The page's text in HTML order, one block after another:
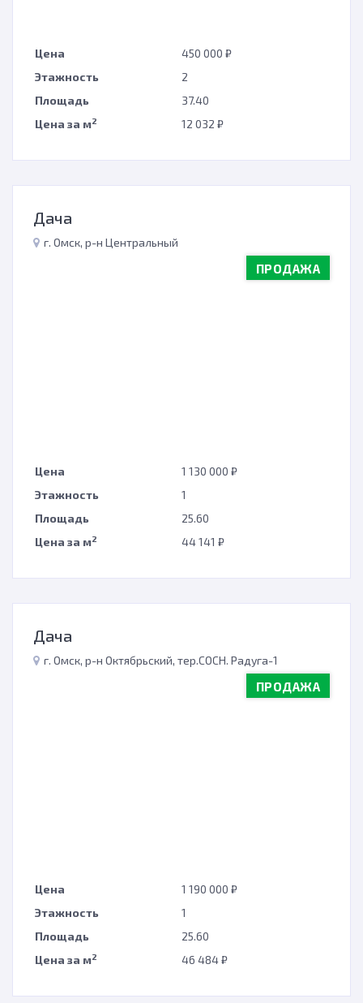
Цена
450 000 ₽
Этажность
2
Площадь
37.40
Цена за м2 12 032 ₽
Дача
г. Омск, р-н Центральный
ПРОДАЖА
Цена
1 130 000 ₽
Этажность
1
Площадь
25.60
Цена за м2 44 141 ₽
Дача
г. Омск, р-н Октябрьский, тер.СОСН. Радуга-1
ПРОДАЖА
Цена
1 190 000 ₽
Этажность
1
Площадь
25.60
Цена за м2 46 484 ₽